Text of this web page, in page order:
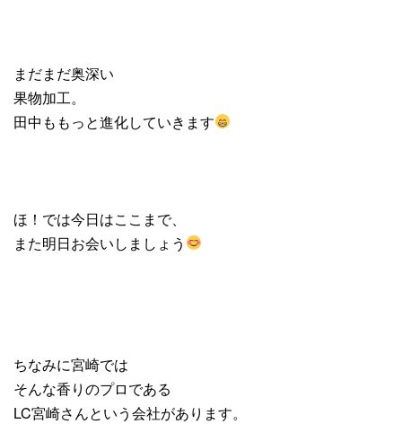
まだまだ奥深い
果物加工。
田中ももっと進化していきます
ほ！では今日はここまで、
また明日お会いしましょう
ちなみに宮崎では
そんな香りのプロである
LC宮崎さんという会社があります。